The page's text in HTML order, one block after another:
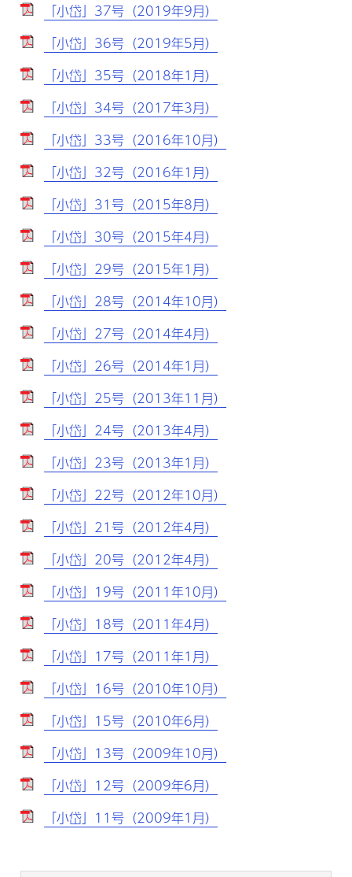
「小岱」37号（2019年9月）
「小岱」36号（2019年5月）
「小岱」35号（2018年1月）
「小岱」34号（2017年3月）
「小岱」33号（2016年10月）
「小岱」32号（2016年1月）
「小岱」31号（2015年8月）
「小岱」30号（2015年4月）
「小岱」29号（2015年1月）
「小岱」28号（2014年10月）
「小岱」27号（2014年4月）
「小岱」26号（2014年1月）
「小岱」25号（2013年11月）
「小岱」24号（2013年4月）
「小岱」23号（2013年1月）
「小岱」22号（2012年10月）
「小岱」21号（2012年4月）
「小岱」20号（2012年4月）
「小岱」19号（2011年10月）
「小岱」18号（2011年4月）
「小岱」17号（2011年1月）
「小岱」16号（2010年10月）
「小岱」15号（2010年6月）
「小岱」13号（2009年10月）
「小岱」12号（2009年6月）
「小岱」11号（2009年1月）